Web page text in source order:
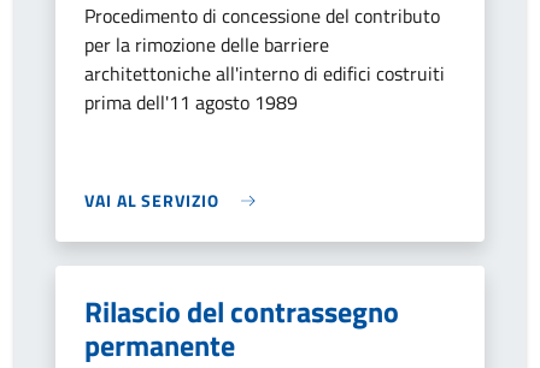
Procedimento di concessione del contributo
per la rimozione delle barriere
architettoniche all'interno di edifici costruiti
prima dell'11 agosto 1989
VAI AL SERVIZIO
Rilascio del contrassegno
permanente